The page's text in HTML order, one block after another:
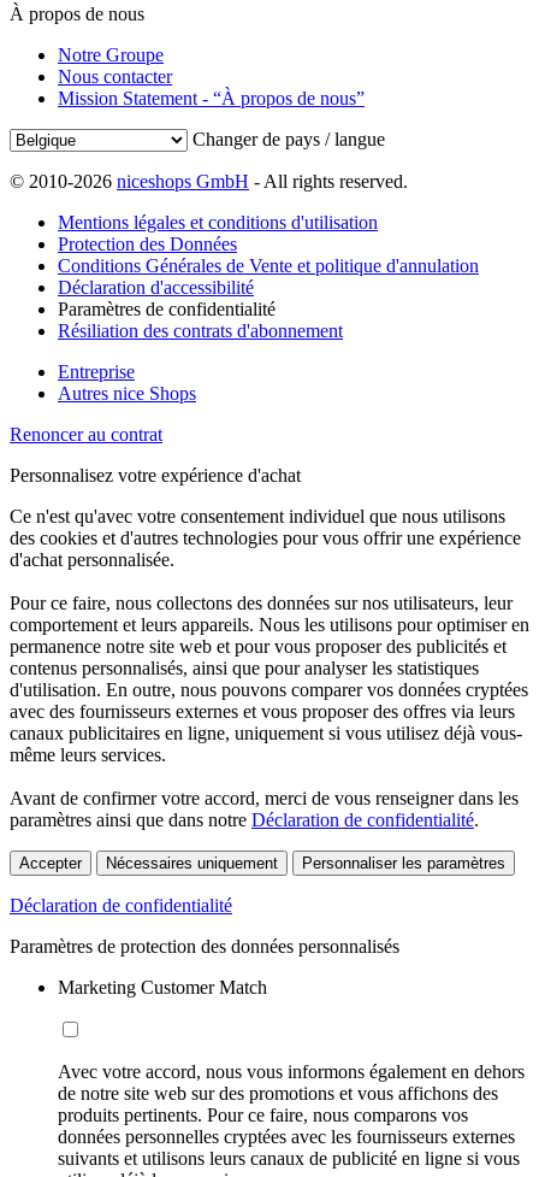
À propos de nous
Notre Groupe
Nous contacter
Mission Statement - “À propos de nous”
Changer de pays / langue
© 2010-2026 niceshops GmbH - All rights reserved.
Mentions légales et conditions d'utilisation
Protection des Données
Conditions Générales de Vente et politique d'annulation
Déclaration d'accessibilité
Paramètres de confidentialité
Résiliation des contrats d'abonnement
Entreprise
Autres nice Shops
Renoncer au contrat
Personnalisez votre expérience d'achat
Ce n'est qu'avec votre consentement individuel que nous utilisons
des cookies et d'autres technologies pour vous offrir une expérience
d'achat personnalisée.
Pour ce faire, nous collectons des données sur nos utilisateurs, leur
comportement et leurs appareils. Nous les utilisons pour optimiser en
permanence notre site web et pour vous proposer des publicités et
contenus personnalisés, ainsi que pour analyser les statistiques
d'utilisation. En outre, nous pouvons comparer vos données cryptées
avec des fournisseurs externes et vous proposer des offres via leurs
canaux publicitaires en ligne, uniquement si vous utilisez déjà vous-
même leurs services.
Avant de confirmer votre accord, merci de vous renseigner dans les
paramètres ainsi que dans notre Déclaration de confidentialité.
Accepter Nécessaires uniquement Personnaliser les paramètres
Déclaration de confidentialité
Paramètres de protection des données personnalisés
Marketing Customer Match
Avec votre accord, nous vous informons également en dehors
de notre site web sur des promotions et vous affichons des
produits pertinents. Pour ce faire, nous comparons vos
données personnelles cryptées avec les fournisseurs externes
suivants et utilisons leurs canaux de publicité en ligne si vous